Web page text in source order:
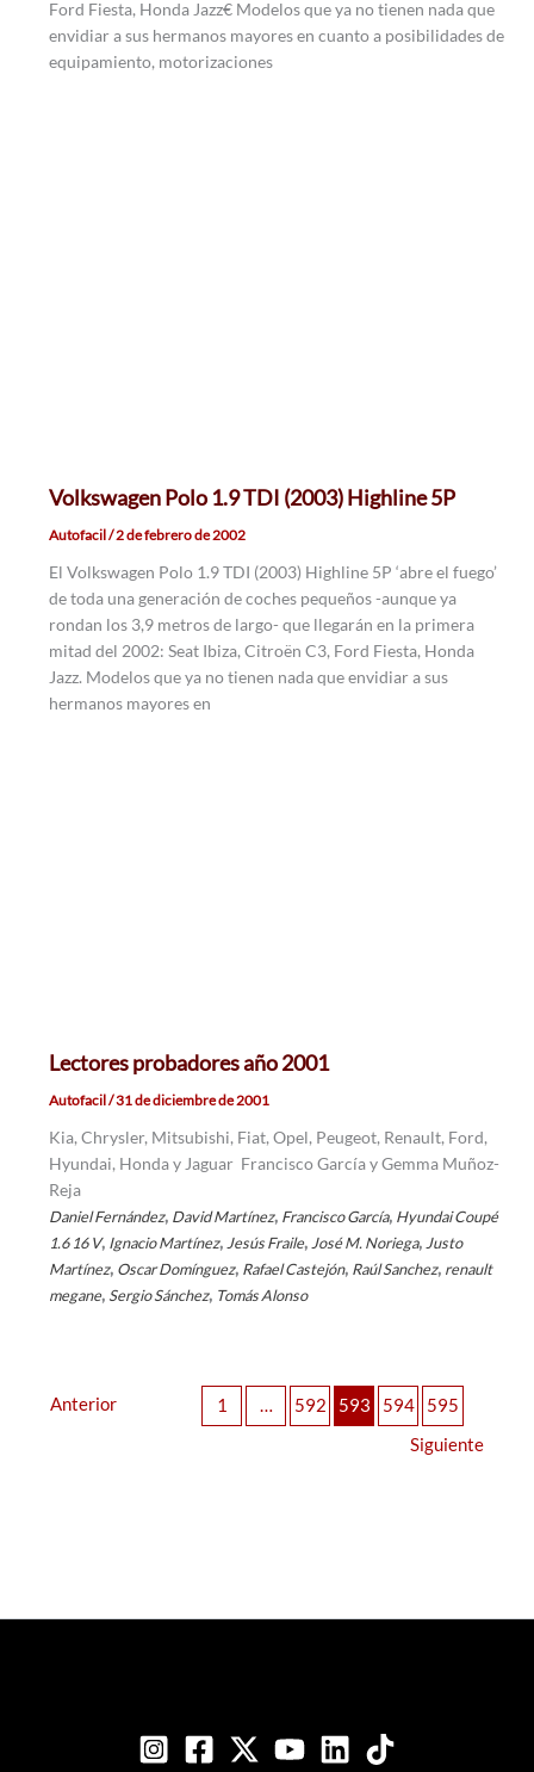
Ford Fiesta, Honda Jazz€ Modelos que ya no tienen nada que
envidiar a sus hermanos mayores en cuanto a posibilidades de
equipamiento, motorizaciones
Volkswagen Polo 1.9 TDI (2003) Highline 5P
Autofacil/2 de febrero de 2002
El Volkswagen Polo 1.9 TDI (2003) Highline 5P ‘abre el fuego’
de toda una generación de coches pequeños -aunque ya
rondan los 3,9 metros de largo- que llegarán en la primera
mitad del 2002: Seat Ibiza, Citroën C3, Ford Fiesta, Honda
Jazz. Modelos que ya no tienen nada que envidiar a sus
hermanos mayores en
Lectores probadores año 2001
Autofacil/31 de diciembre de 2001
Kia, Chrysler, Mitsubishi, Fiat, Opel, Peugeot, Renault, Ford,
Hyundai, Honda y Jaguar Francisco García y Gemma Muñoz-
Reja
Daniel Fernández, David Martínez, Francisco García, Hyundai Coupé
1.6 16 V, Ignacio Martínez, Jesús Fraile, José M. Noriega, Justo
Martínez, Oscar Domínguez, Rafael Castejón, Raúl Sanchez, renault
megane, Sergio Sánchez, Tomás Alonso
Anterior 1 … 592 593 594
595
Siguiente